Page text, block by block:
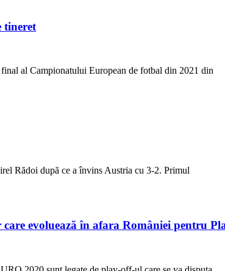
tineret
al Campionatului European de fotbal din 2021 din
Rădoi după ce a învins Austria cu 3-2. Primul
evoluează în afara României pentru